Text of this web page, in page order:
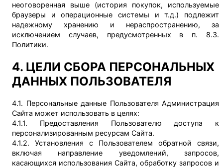
неоговоренная выше (история покупок, используемые
браузеры и операционные системы и т.д.) подлежит
надежному хранению и нераспространению, за
исключением случаев, предусмотренных в п. 8.3.
Политики.
4. ЦЕЛИ СБОРА ПЕРСОНАЛЬНЫХ
ДАННЫХ ПОЛЬЗОВАТЕЛЯ
4.1. Персональные данные Пользователя Администрация
Сайта может использовать в целях:
4.1.1. Предоставления Пользователю доступа к
персонализированным ресурсам Сайта.
4.1.2. Установления с Пользователем обратной связи,
включая направление уведомлений, запросов,
касающихся использования Сайта, обработку запросов и